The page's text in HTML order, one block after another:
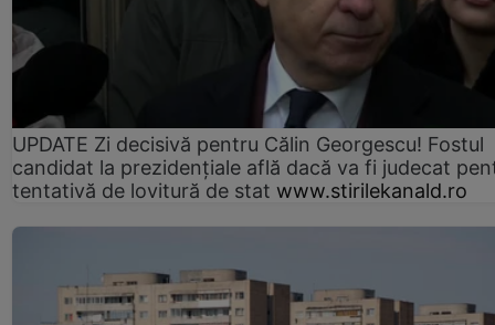
UPDATE Zi decisivă pentru Călin Georgescu! Fostul
candidat la prezidențiale află dacă va fi judecat
tentativă de lovitură de stat www.stirilekanald.ro